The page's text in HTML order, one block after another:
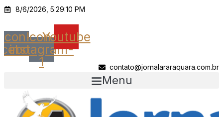
Ir
o
conteúdo
8/6/2026, 5:29:10 PM
Icon-Icon-
instagram-
1
Youtube
contato@jornalararaquara.com.br
Menu